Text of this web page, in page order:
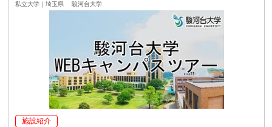
私立大学｜埼玉県 駿河台大学
施設紹介